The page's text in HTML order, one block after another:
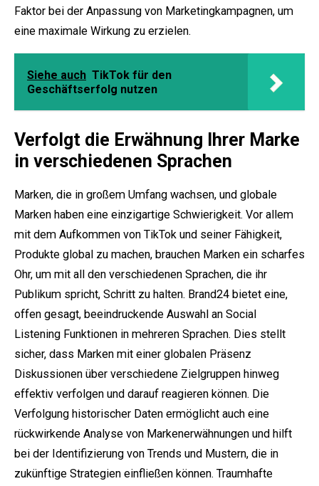
Faktor bei der Anpassung von Marketingkampagnen, um
eine maximale Wirkung zu erzielen.
Siehe auch TikTok für den
Geschäftserfolg nutzen
Verfolgt die Erwähnung Ihrer Marke
in verschiedenen Sprachen
Marken, die in großem Umfang wachsen, und globale
Marken haben eine einzigartige Schwierigkeit. Vor allem
mit dem Aufkommen von TikTok und seiner Fähigkeit,
Produkte global zu machen, brauchen Marken ein scharfes
Ohr, um mit all den verschiedenen Sprachen, die ihr
Publikum spricht, Schritt zu halten. Brand24 bietet eine,
offen gesagt, beeindruckende Auswahl an Social
Listening Funktionen in mehreren Sprachen. Dies stellt
sicher, dass Marken mit einer globalen Präsenz
Diskussionen über verschiedene Zielgruppen hinweg
effektiv verfolgen und darauf reagieren können. Die
Verfolgung historischer Daten ermöglicht auch eine
rückwirkende Analyse von Markenerwähnungen und hilft
bei der Identifizierung von Trends und Mustern, die in
zukünftige Strategien einfließen können. Traumhafte